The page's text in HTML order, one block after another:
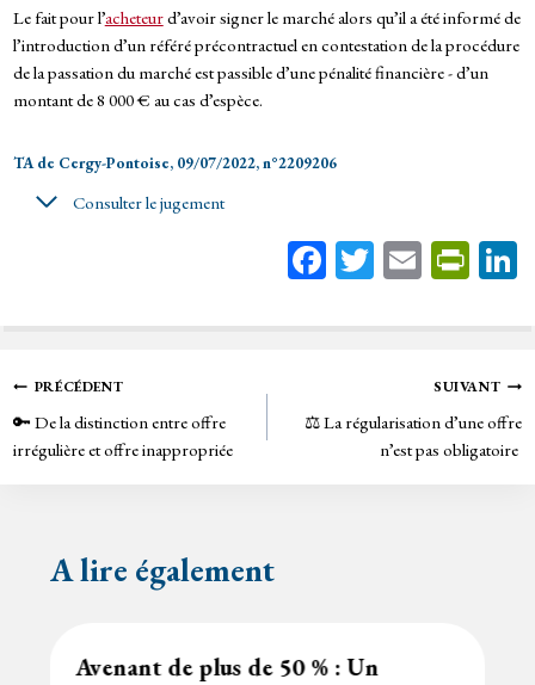
Le fait pour l’acheteurd’avoir signer le marché alors qu’il a été informé de
l’introduction d’un référé précontractuel en contestation de la procédure
de la passation du marché est passible d’une pénalité financière - d’un
montant de 8 000 € au cas d’espèce.
TA de Cergy-Pontoise, 09/07/2022, n°2209206
Consulter le jugement
Fa
bo
T
tt
E
ail
Pr
tF
rie
n
dl
Navigation
de
PRÉCÉDENT
🔑 De la distinction entre offre
irrégulière et offre inappropriée
SUIVANT
⚖️ La régularisation d’une offre
n’est pas obligatoire
A lire également
Avenant de plus de 50 % : Un